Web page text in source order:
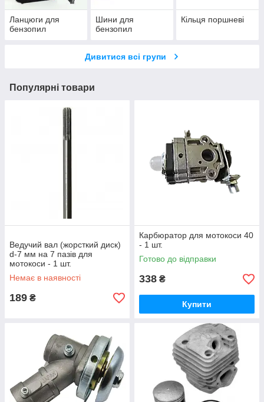
Ланцюги для
бензопил
Шини для
бензопил
Кільця поршневі
Дивитися всі групи
Популярні товари
Ведучий вал (жорсткий диск)
d-7 мм на 7 пазів для
мотокоси - 1 шт.
Немає в наявності
189 ₴
Карбюратор для мотокоси 40
- 1 шт.
Готово до відправки
338 ₴
Купити